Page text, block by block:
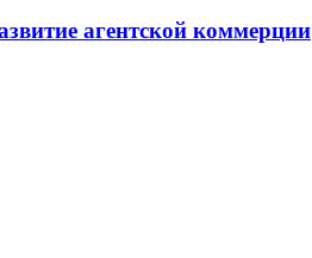
агентской коммерции